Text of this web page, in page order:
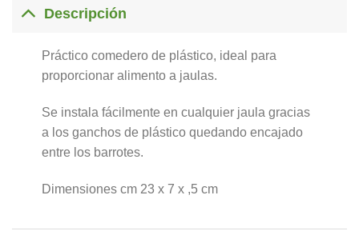
Descripción
Práctico comedero de plástico, ideal para
proporcionar alimento a jaulas.
Se instala fácilmente en cualquier jaula gracias
a los ganchos de plástico quedando encajado
entre los barrotes.
Dimensiones cm 23 x 7 x ,5 cm